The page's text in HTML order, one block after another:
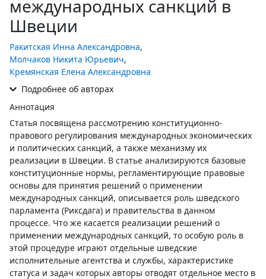
международных санкций в
Швеции
Ракитская Инна Александровна,
Молчаков Никита Юрьевич,
Кремянская Елена Александровна
Подробнее об авторах
Аннотация
Статья посвящена рассмотрению конституционно-
правового регулирования международных экономических
и политических санкций, а также механизму их
реализации в Швеции. В статье анализируются базовые
конституционные нормы, регламентирующие правовые
основы для принятия решений о применении
международных санкций, описывается роль шведского
парламента (Риксдага) и правительства в данном
процессе. Что же касается реализации решений о
применении международных санкций, то особую роль в
этой процедуре играют отдельные шведские
исполнительные агентства и службы, характеристике
статуса и задач которых авторы отводят отдельное место в